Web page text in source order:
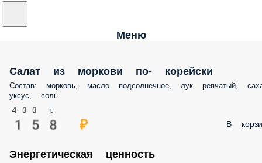
Меню
Салат из моркови по- корейски
Состав: морковь, масло подсолнечное, лук репчатый,
уксус, соль
400 г.
158 ₽ В
Энергетическая ценность